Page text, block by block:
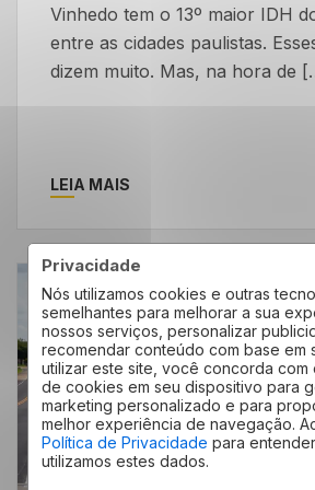
Privacidade
Nós utilizamos cookies e outras
semelhantes para melhorar a sua
nossos serviços, personalizar
recomendar conteúdo com base em
utilizar este site, você concorda com
de cookies em seu dispositivo para
marketing personalizado e para
melhor experiência de navegação.
Política de Privacidade para
utilizamos estes dados.
Vinhedo tem o 13º maior IDH
entre as cidades paulistas.
dizem muito. Mas, na hora de
LEIA MAIS
02
Jun